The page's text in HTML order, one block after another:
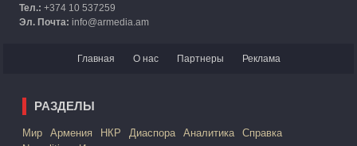
Тел.: +374 10 537259
Эл. Почта: info@armedia.am
Главная О нас Партнеры Реклама
РАЗДЕЛЫ
Mир Армения НКР Диаспора Аналитика
Справка